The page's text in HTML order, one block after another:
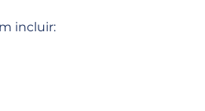
incluir: